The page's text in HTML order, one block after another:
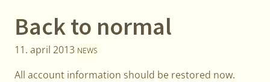
Back to normal
11. april 2013 NEWS
All account information should be restored now.